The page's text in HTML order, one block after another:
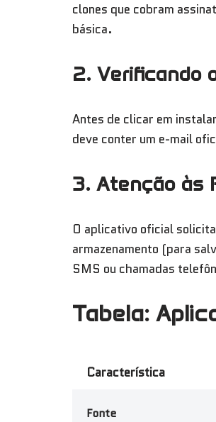
clones que cobram
básica.
2. Verificando
Antes de clicar em
deve conter um e-mail
3. Atenção às
O aplicativo oficial
armazenamento (para
SMS ou chamadas
Tabela:
Característica
Fonte